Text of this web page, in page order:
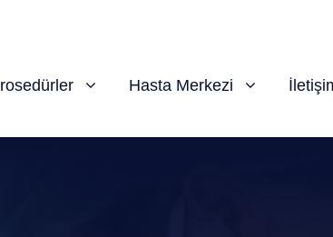
Hasta Merkezi